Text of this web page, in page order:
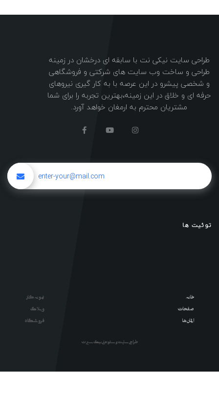
طراحی سایت نیکی نت با سابقه ای درخشان در زمینه
طراحی و ساخت وب سایت های شرکتی و فروشگاهی
و شخصی پیشرو در این عرصه با به کار گیری نیروهای
حرفه ای و خلاق در این زمینه،بهترین تجربه را برای شما
مشتریان محترم به ارمغان خواهد آورد.
توئیت ها
خانه
صفحات
المان ها
نمونه کار
وبلاگ
فروشگاه
طراحی سایت و سئو : علی نیک سیرت